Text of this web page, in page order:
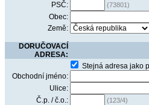
PSČ: (73801)
Obec:
Země:
DORUČOVACÍ
ADRESA:
Stejná adresa jako
Obchodní jméno:
Ulice:
Č.p. / č.o.:
(123/4)